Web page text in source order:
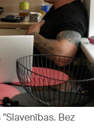
Bez